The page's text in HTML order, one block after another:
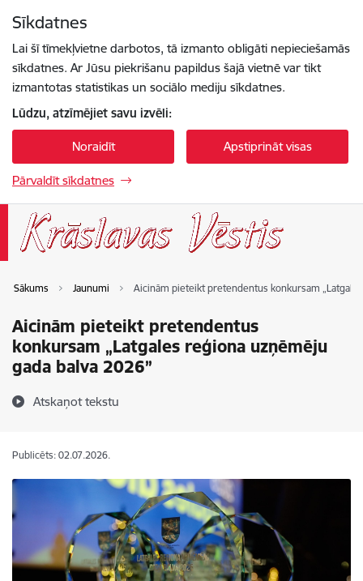
Sīkdatnes
Lai šī tīmekļvietne darbotos, tā izmanto obligāti nepieciešamās
sīkdatnes. Ar Jūsu piekrišanu papildus šajā vietnē var tikt
izmantotas statistikas un sociālo mediju sīkdatnes.
Lūdzu, atzīmējiet savu izvēli:
Noraidīt Apstiprināt visas
Pārvaldīt sīkdatnes
Sākums Jaunumi Aicinām pieteikt pretendentus konkursam
Aicinām pieteikt pretendentus
konkursam „Latgales reģiona uzņēmēju
gada balva 2026”
Atskaņot tekstu
Publicēts: 02.07.2026.